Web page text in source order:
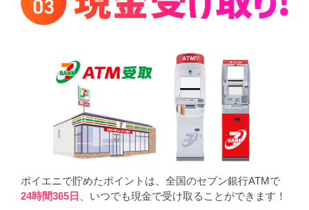
ポイエニで貯めたポイントは、全国のセブン銀行ATMで
24時間365日
、いつでも現金で受け取ることができます！